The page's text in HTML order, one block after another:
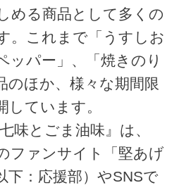
める商品として多くの
。これまで「うすしお
ッパー」、「焼きのり
のほか、様々な期間限
しています。
味とごま油味』は、
ファンサイト「堅あげ
下：応援部）やSNSで